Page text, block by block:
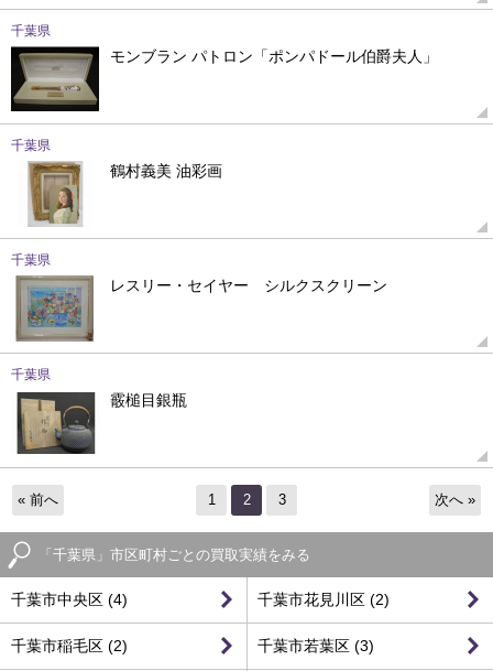
千葉県
モンブラン パトロン「ポンパドール伯爵夫人」
千葉県
鶴村義美 油彩画
千葉県
レスリー・セイヤー シルクスクリーン
千葉県
霰槌目銀瓶
« 前へ 1 2 3 次へ »
「千葉県」市区町村ごとの買取実績をみる
千葉市中央区 (4) 千葉市花見川区 (2)
千葉市稲毛区 (2) 千葉市若葉区 (3)